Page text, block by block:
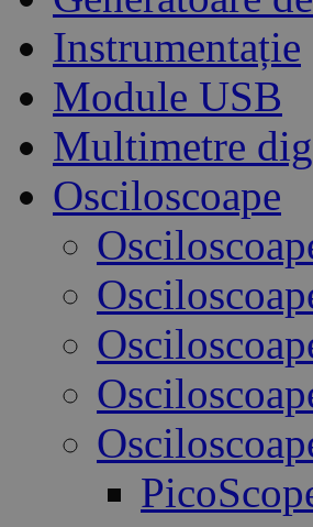
Instrumentație
Module USB
Multimetre
Osciloscoape